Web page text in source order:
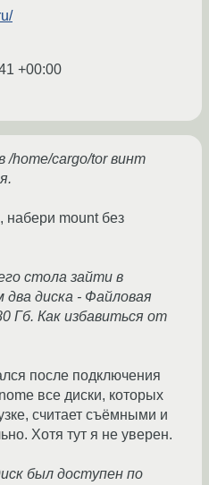
+00:00
/home/cargo/tor винт
набери mount без
стола зайти в
диска - Файловая
Гб. Как избавиться от
после подключения
все диски, которых
считает съёмными и
Хотя тут я не уверен.
был доступен по